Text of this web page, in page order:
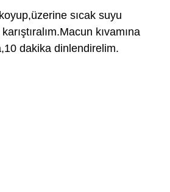
sıcak suyu
kıvamına
dakika dinlendirelim.